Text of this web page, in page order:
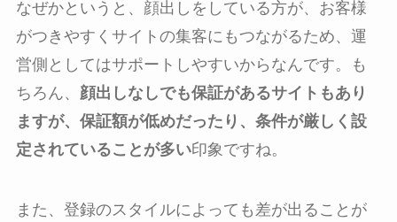
なぜかというと、顔出しをしている方が、お客様
がつきやすくサイトの集客にもつながるため、運
営側としてはサポートしやすいからなんです。も
ちろん、 顔出しなしでも保証があるサイトもあり
ますが、保証額が低めだったり、条件が厳しく設
定されていることが多い印象ですね。
また、登録のスタイルによっても差が出ることが